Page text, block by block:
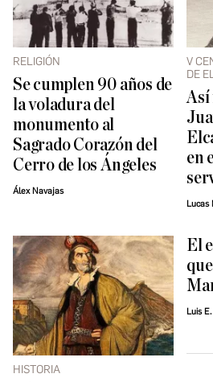
RELIGIÓN
Se cumplen 90 años de
la voladura del
monumento al
Sagrado Corazón del
Cerro de los Ángeles
Álex Navajas
V
DE
Así
en
Lucas
HISTORIA
El
Luis